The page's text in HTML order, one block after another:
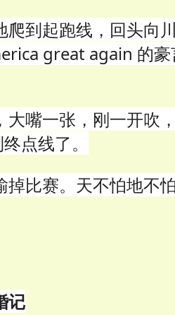
爬到起跑线，回头向
great again 的
大嘴一张，刚一开吹
点线了。
掉比赛。天不怕地不
记